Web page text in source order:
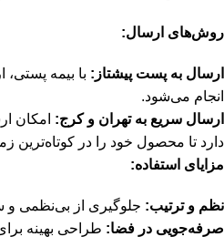
روش‌های ارسال:
ارسال به پست پیشتاز: با بیمه
انجام می‌شود.
ارسال سریع به تهران و کرج: امکان
دارد تا محصول خود را در کوتاه‌ترین
مزایای استفاده:
نظم و ترتیب: جلوگیری از بی‌نظمی
صرفه‌جویی در فضا: طراحی بهینه